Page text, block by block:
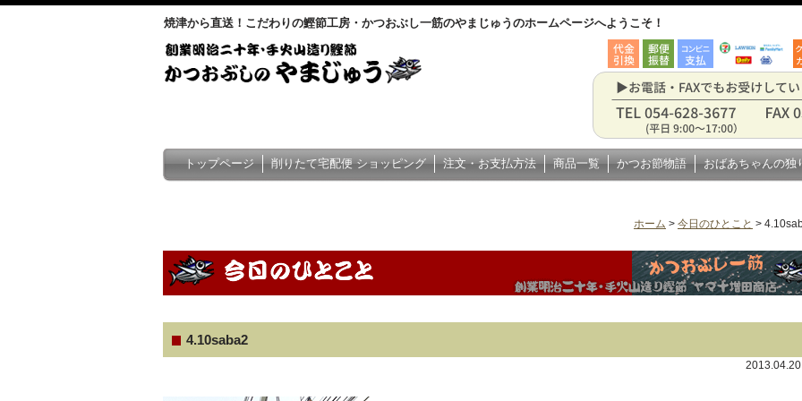
焼津から直送！こだわりの鰹節工房・かつおぶし一筋のやまじゅうのホームページへようこそ！
トップページ 削りたて宅配便 ショッピング 注文・お支払方法 商品一覧 かつお節物語 おばあちゃんの独
ホーム > 今日のひとこと >
4.10saba2